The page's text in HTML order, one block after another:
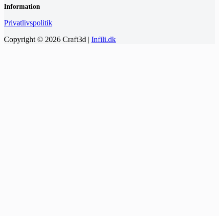
Information
Privatlivspolitik
Copyright © 2026 Craft3d | Infili.dk